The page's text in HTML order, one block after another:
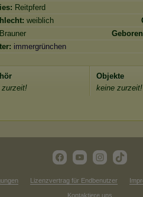
Reitpferd
weiblich
Brauner
immergrünchen
zurzeit!
Objekte
keine zurzeit!
Lizenzvertrag für Endbenutzer
Kontaktiere uns